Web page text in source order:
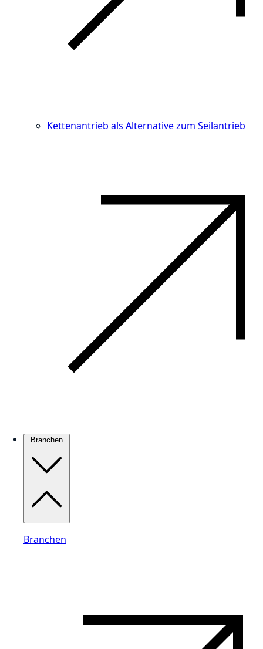
Kettenantrieb als Alternative zum Seilantrieb
Branchen
Branchen